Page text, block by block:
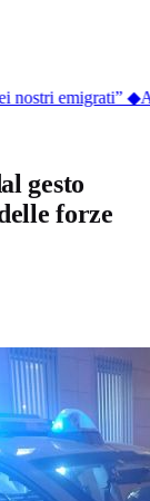
nostri emigrati”◆
gesto
forze